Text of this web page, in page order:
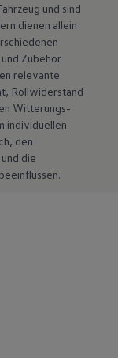
und sind
dienen allein
Zubehör
relevante
Rollwiderstand
Witterungs-
individuellen
den
die